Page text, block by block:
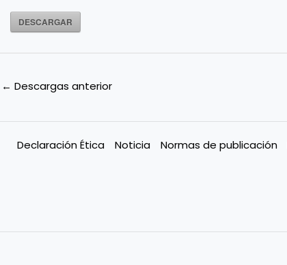
DESCARGAR
← Descargas anterior
Declaración Ética Noticia Normas de publicación